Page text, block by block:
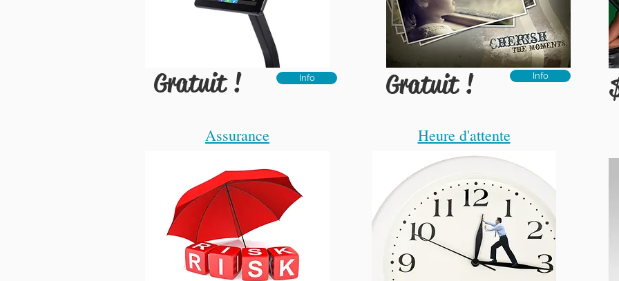
Gratuit ! Info
Assurance
Gratuit ! Info
Heure d'attente